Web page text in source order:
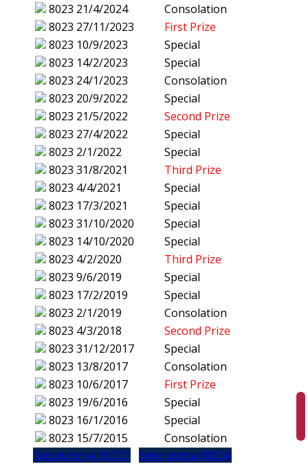
8023 21/4/2024
Consolation
8023 27/11/2023
First Prize
8023 10/9/2023
Special
8023 14/2/2023
Special
8023 24/1/2023
Consolation
8023 20/9/2022
Special
8023 21/5/2022
Second Prize
8023 27/4/2022
Special
8023 2/1/2022
Special
8023 31/8/2021
Third Prize
8023 4/4/2021
Special
8023 17/3/2021
Special
8023 31/10/2020
Special
8023 14/10/2020
Special
8023 4/2/2020
Third Prize
8023 9/6/2019
Special
8023 17/2/2019
Special
8023 2/1/2019
Consolation
8023 4/3/2018
Second Prize
8023 31/12/2017
Special
8023 13/8/2017
Consolation
8023 10/6/2017
First Prize
8023 19/6/2016
Special
8023 16/1/2016
Special
8023 15/7/2015
Consolation
Sebelumnya (8022) Seterusnya (8024)